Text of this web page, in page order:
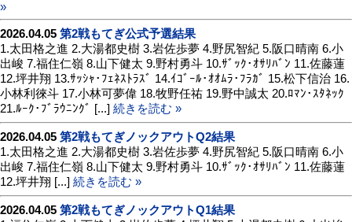
»
2026.04.05 第2戦もてぎ公式予選結果
1.太田格之進 2.大湯都史樹 3.岩佐歩夢 4.野尻智紀 5.阪口晴南 6.小
出峻 7.福住仁嶺 8.山下健太 9.野村勇斗 10.ｻﾞｯｸ･ｵｻﾘﾊﾞﾝ 11.佐藤蓮
12.坪井翔 13.ｻｯｼｬ･ﾌｪﾈｽﾄﾗｽﾞ 14.ｲｺﾞｰﾙ･ｵｵﾑﾗ･ﾌﾗｶﾞ 15.松下信治 16.
小林利徠斗 17.小林可夢偉 18.牧野任祐 19.野中誠太 20.ﾛﾏﾝ･ｽﾀﾈｯｸ
21.ﾙｰｸ･ﾌﾞﾗｳﾆﾝｸﾞ [...] 続きを読む »
2026.04.05 第2戦もてぎノックアウトQ2結果
1.太田格之進 2.大湯都史樹 3.岩佐歩夢 4.野尻智紀 5.阪口晴南 6.小
出峻 7.福住仁嶺 8.山下健太 9.野村勇斗 10.ｻﾞｯｸ･ｵｻﾘﾊﾞﾝ 11.佐藤蓮
12.坪井翔 [...] 続きを読む »
2026.04.05 第2戦もてぎノックアウトQ1結果